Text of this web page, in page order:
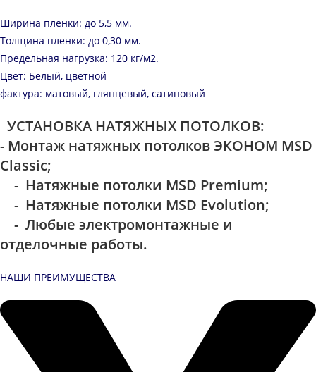
Ширина пленки: до 5,5 мм.
Толщина пленки: до 0,30 мм.
Предельная нагрузка: 120 кг/м2.
Цвет: Белый, цветной
фактура: матовый, глянцевый, сатиновый
УСТАНОВКА НАТЯЖНЫХ ПОТОЛКОВ:
- Монтаж натяжных потолков ЭКОНОМ MSD
Classic;
- Натяжные потолки MSD Premium;
- Натяжные потолки MSD Evolution;
- Любые электромонтажные и
отделочные работы.
НАШИ ПРЕИМУЩЕСТВА